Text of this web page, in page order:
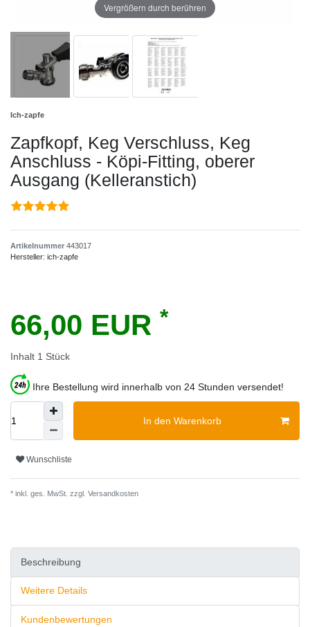
Vergrößern durch berühren
Ich-zapfe
Zapfkopf, Keg Verschluss, Keg
Anschluss - Köpi-Fitting, oberer
Ausgang (Kelleranstich)
Artikelnummer 443017
Hersteller: ich-zapfe
66,00 EUR *
Inhalt 1 Stück
Ihre Bestellung wird innerhalb von 24 Stunden versendet!
In den Warenkorb
Wunschliste
* inkl. ges. MwSt. zzgl. Versandkosten
Beschreibung
Weitere Details
Kundenbewertungen